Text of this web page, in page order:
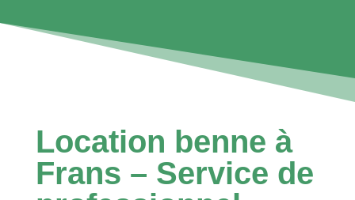
Location benne à
Frans – Service de